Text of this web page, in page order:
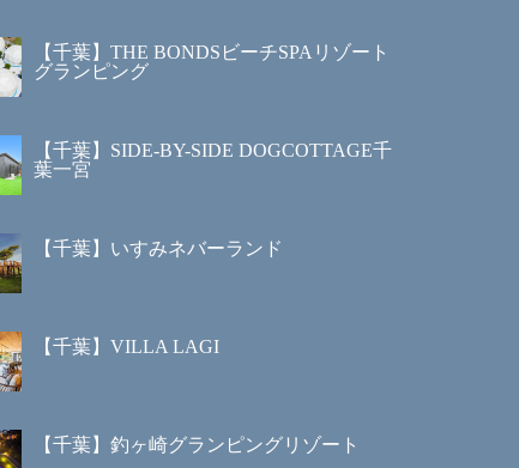
【千葉】THE BONDSビーチSPAリゾート
グランピング
【千葉】SIDE-BY-SIDE DOGCOTTAGE千
葉一宮
【千葉】いすみネバーランド
【千葉】VILLA LAGI
【千葉】釣ヶ崎グランピングリゾート